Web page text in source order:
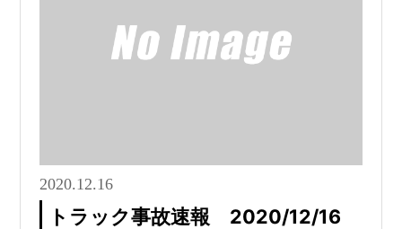
2020.12.16
トラック事故速報 2020/12/16